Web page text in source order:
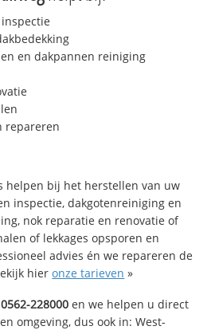
en dakpannen reiniging
repareren
helpen bij het herstellen van uw
inspectie, dakgotenreiniging en
nok reparatie en renovatie of
of lekkages opsporen en
advies én we repareren de
hieronze tarieven »
0562-228000 en we helpen u direct
omgeving, dus ook in: West-